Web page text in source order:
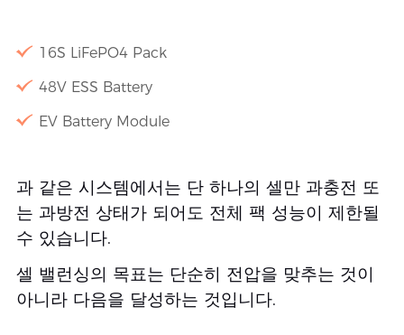
16S LiFePO4 Pack
48V ESS Battery
EV Battery Module
과 같은 시스템에서는 단 하나의 셀만 과충전 또
는 과방전 상태가 되어도 전체 팩 성능이 제한될
수 있습니다.
셀 밸런싱의 목표는 단순히 전압을 맞추는 것이
아니라 다음을 달성하는 것입니다.